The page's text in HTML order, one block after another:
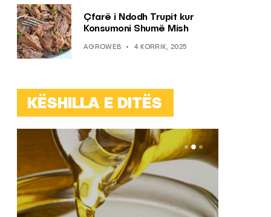
Çfarë i Ndodh Trupit kur
Konsumoni Shumë Mish
AGROWEB 4 KORRIK, 2025
KËSHILLA E DITËS